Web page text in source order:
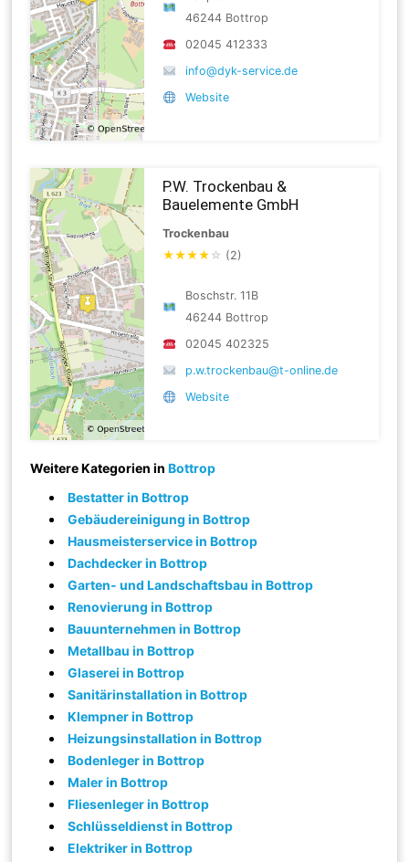
46244 Bottrop
02045 412333
info@dyk-service.de
Website
P.W. Trockenbau &
Bauelemente GmbH
Trockenbau
★★★★ ☆ (2)
Boschstr. 11B
46244 Bottrop
02045 402325
p.w.trockenbau@t-online.de
Website
Weitere Kategorien inBottrop
Bestatter in Bottrop
Gebäudereinigung in Bottrop
Hausmeisterservice in Bottrop
Dachdecker in Bottrop
Garten- und Landschaftsbau in Bottrop
Renovierung in Bottrop
Bauunternehmen in Bottrop
Metallbau in Bottrop
Glaserei in Bottrop
Sanitärinstallation in Bottrop
Klempner in Bottrop
Heizungsinstallation in Bottrop
Bodenleger in Bottrop
Maler in Bottrop
Fliesenleger in Bottrop
Schlüsseldienst in Bottrop
Elektriker in Bottrop